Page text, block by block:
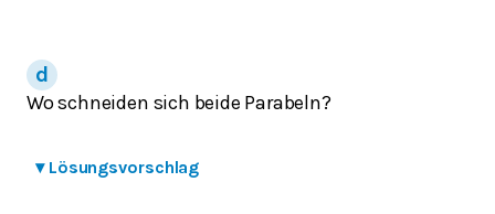
Wo schneiden sich beide Parabeln?
▾ Lösungsvorschlag